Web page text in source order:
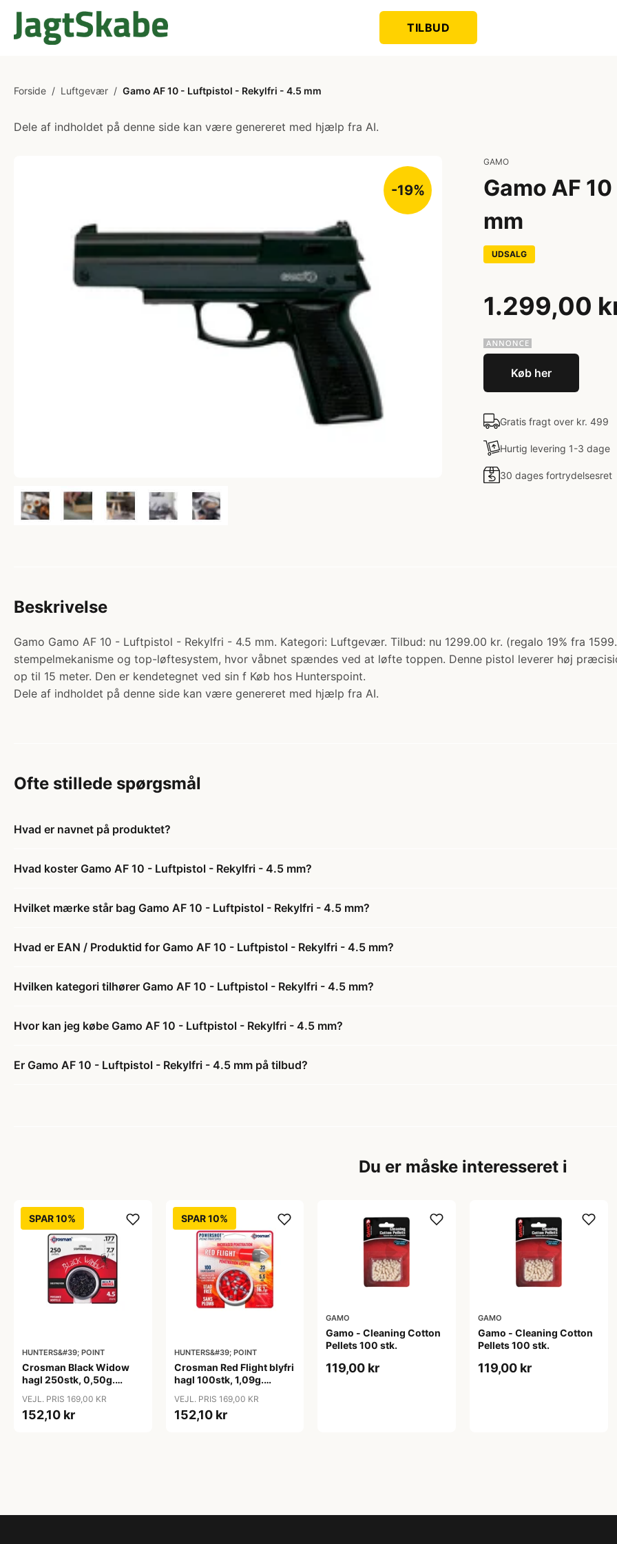
TILBUD
Forside / Luftgevær / Gamo AF 10 - Luftpistol - Rekylfri - 4.5 mm
Dele af indholdet på denne side kan være genereret med hjælp fra AI.
-19%
GAMO
Gamo AF
mm
UDSALG
1.299,00
Køb her
Gratis fragt over kr. 499
Hurtig levering 1-3 dage
30 dages fortrydelsesret
Beskrivelse
Gamo Gamo AF 10 - Luftpistol - Rekylfri - 4.5 mm. Kategori: Luftgevær. Tilbud: nu 1299.00 kr. (regalo 19% fra
stempelmekanisme og top-løftesystem, hvor våbnet spændes ved at løfte toppen. Denne pistol leverer høj
op til 15 meter. Den er kendetegnet ved sin f Køb hos Hunterspoint.
Dele af indholdet på denne side kan være genereret med hjælp fra AI.
Ofte stillede spørgsmål
Hvad er navnet på produktet?
Hvad koster Gamo AF 10 - Luftpistol - Rekylfri - 4.5 mm?
Hvilket mærke står bag Gamo AF 10 - Luftpistol - Rekylfri - 4.5 mm?
Hvad er EAN / Produktid for Gamo AF 10 - Luftpistol - Rekylfri - 4.5 mm?
Hvilken kategori tilhører Gamo AF 10 - Luftpistol - Rekylfri - 4.5 mm?
Hvor kan jeg købe Gamo AF 10 - Luftpistol - Rekylfri - 4.5 mm?
Er Gamo AF 10 - Luftpistol - Rekylfri - 4.5 mm på tilbud?
Du er måske interesseret i
SPAR 10%
HUNTERS&#39; POINT
Crosman Black Widow
hagl 250stk, 0,50g.
VEJL. PRIS 169,00 KR
152,10 kr
SPAR 10%
HUNTERS&#39; POINT
Crosman Red Flight blyfri
hagl 100stk, 1,09g.
VEJL. PRIS 169,00 KR
152,10 kr
GAMO
Gamo - Cleaning Cotton
Pellets 100 stk.
119,00 kr
GAMO
Gamo - Cleaning Cotton
Pellets 100 stk.
119,00 kr